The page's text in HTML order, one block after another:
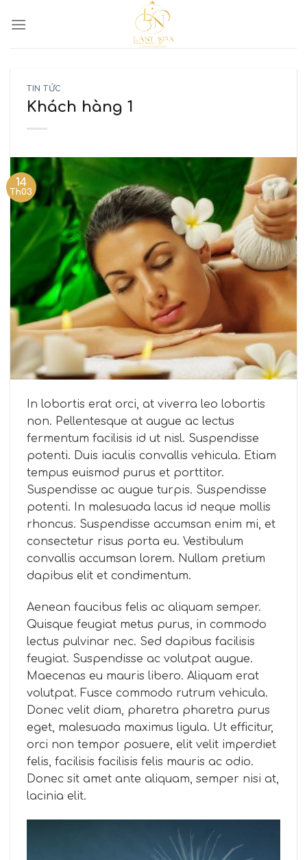
TIN TỨC
Khách hàng 1
14
Th03
In lobortis erat orci, at viverra leo lobortis
non. Pellentesque at augue ac lectus
fermentum facilisis id ut nisl. Suspendisse
potenti. Duis iaculis convallis vehicula. Etiam
tempus euismod purus et porttitor.
Suspendisse ac augue turpis. Suspendisse
potenti. In malesuada lacus id neque mollis
rhoncus. Suspendisse accumsan enim mi, et
consectetur risus porta eu. Vestibulum
convallis accumsan lorem. Nullam pretium
dapibus elit et condimentum.
Aenean faucibus felis ac aliquam semper.
Quisque feugiat metus purus, in commodo
lectus pulvinar nec. Sed dapibus facilisis
feugiat. Suspendisse ac volutpat augue.
Maecenas eu mauris libero. Aliquam erat
volutpat. Fusce commodo rutrum vehicula.
Donec velit diam, pharetra pharetra purus
eget, malesuada maximus ligula. Ut efficitur,
orci non tempor posuere, elit velit imperdiet
felis, facilisis facilisis felis mauris ac odio.
Donec sit amet ante aliquam, semper nisi at,
lacinia elit.